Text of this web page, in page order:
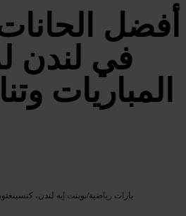
أفضل
في لندن
المباريات
بوينت إيه لندن،/بارات رياضية